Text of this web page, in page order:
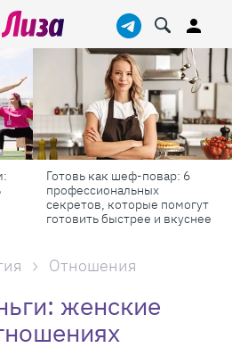
Готовь как шеф-повар: 6
профессиональных
секретов, которые помогут
готовить быстрее и вкуснее
Отношения
женские